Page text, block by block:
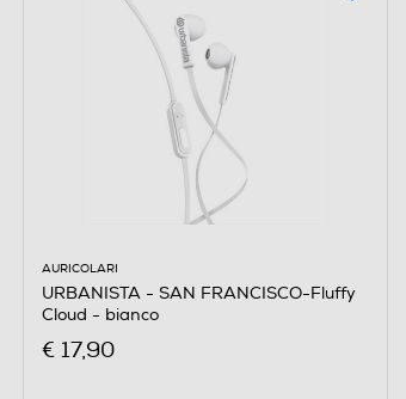
AURICOLARI
URBANISTA - SAN FRANCISCO-Fluffy
Cloud - bianco
€ 17,90